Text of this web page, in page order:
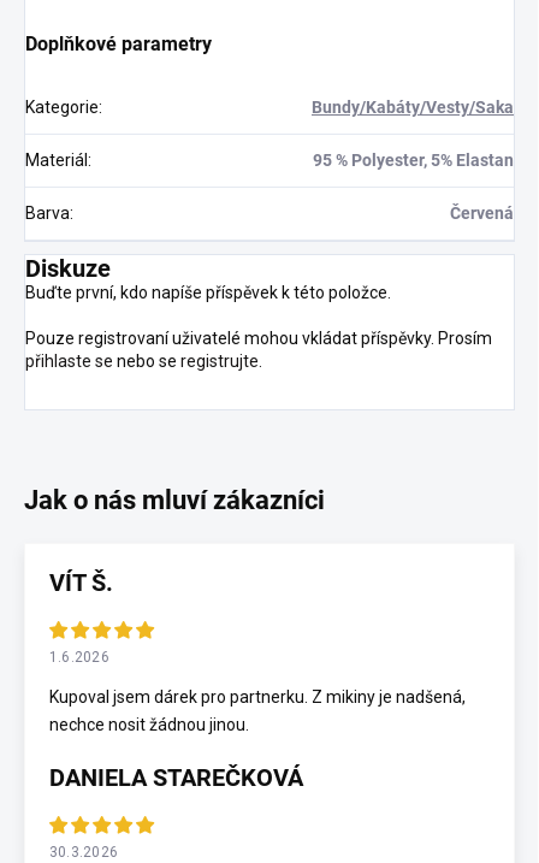
Doplňkové parametry
Kategorie: Bundy/Kabáty/Vesty/Saka
Materiál: 95 % Polyester, 5% Elastan
Barva: Červená
Diskuze
Buďte první, kdo napíše příspěvek k této položce.
Pouze registrovaní uživatelé mohou vkládat příspěvky. Prosím
přihlaste se nebo se registrujte.
VÍT Š.
1.6.2026
Kupoval jsem dárek pro partnerku. Z mikiny je nadšená,
nechce nosit žádnou jinou.
DANIELA STAREČKOVÁ
30.3.2026